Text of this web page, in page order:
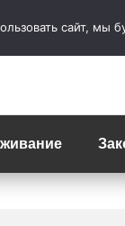
сайт, мы